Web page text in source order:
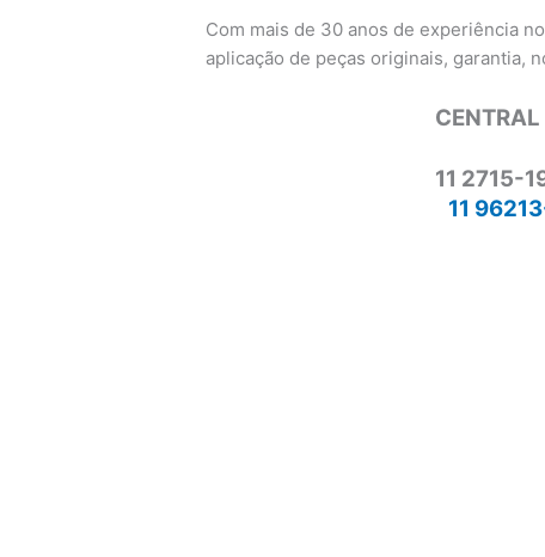
Com mais de 30 anos de experiência
aplicação de peças originais, garantia,
11 2715-
11